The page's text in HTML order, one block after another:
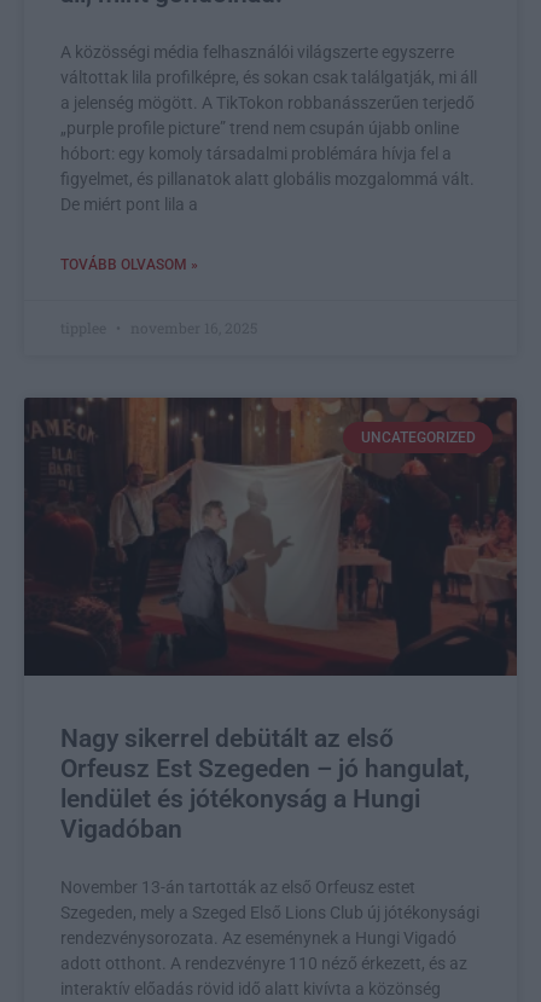
A közösségi média felhasználói világszerte egyszerre
váltottak lila profilképre, és sokan csak találgatják, mi áll
a jelenség mögött. A TikTokon robbanásszerűen terjedő
„purple profile picture” trend nem csupán újabb online
hóbort: egy komoly társadalmi problémára hívja fel a
figyelmet, és pillanatok alatt globális mozgalommá vált.
De miért pont lila a
TOVÁBB OLVASOM »
UNCATEGORIZED
Nagy sikerrel debütált az első
Orfeusz Est Szegeden – jó hangulat,
lendület és jótékonyság a Hungi
Vigadóban
November 13-án tartották az első Orfeusz estet
Szegeden, mely a Szeged Első Lions Club új jótékonysági
rendezvénysorozata. Az eseménynek a Hungi Vigadó
adott otthont. A rendezvényre 110 néző érkezett, és az
interaktív előadás rövid idő alatt kivívta a közönség